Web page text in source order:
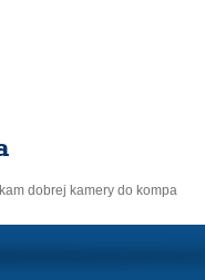
dobrej kamery do kompa